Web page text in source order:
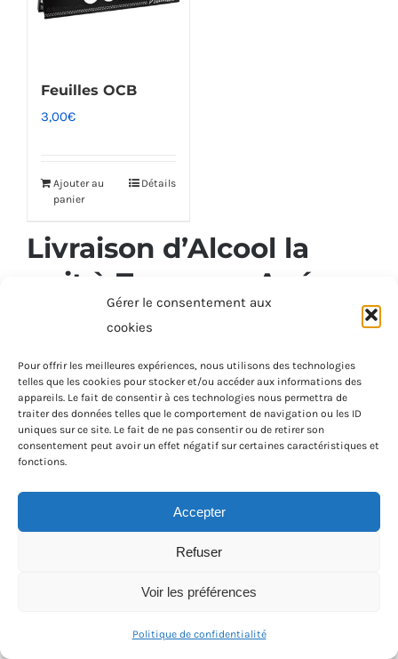
Gérer le consentement aux
cookies
Pour offrir les meilleures expériences, nous utilisons des technologies
telles que les cookies pour stocker et/ou accéder aux informations des
appareils. Le fait de consentir à ces technologies nous permettra de
traiter des données telles que le comportement de navigation ou les ID
uniques sur ce site. Le fait de ne pas consentir ou de retirer son
consentement peut avoir un effet négatif sur certaines caractéristiques et
fonctions.
Accepter
Refuser
Voir les préférences
Politique de confidentialité
Feuilles OCB
3,00€
Ajouter au
panier
Détails
Livraison d’Alcool la
nuit à Tours par Apéro
passer d’excellents moments avec vos proches. Le
manque d’alcool se trouve ainsi parmi les principaux
facteurs qui gâchent une soirée entre amis ! En effet,
sortir et mettre la fête en pause pour chercher de
si vous avez déjà commencé à boire.
Vous avez envie d’une bonne dose d’alcool ou
bien lors d’une soirée pluvieuse ? La solution idéale est